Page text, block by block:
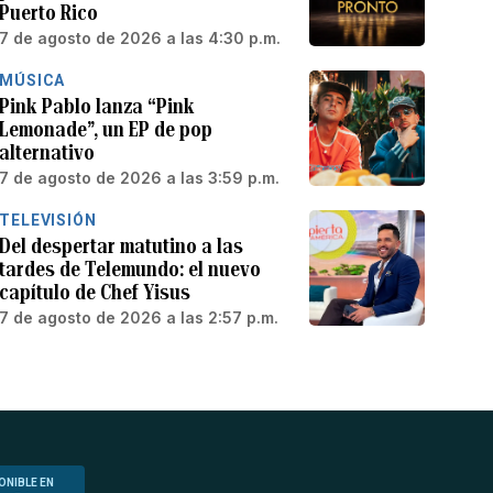
Puerto Rico
7 de agosto de 2026 a las 4:30 p.m.
MÚSICA
Pink Pablo lanza “Pink
Lemonade”, un EP de pop
alternativo
7 de agosto de 2026 a las 3:59 p.m.
TELEVISIÓN
Del despertar matutino a las
tardes de Telemundo: el nuevo
capítulo de Chef Yisus
7 de agosto de 2026 a las 2:57 p.m.
EN